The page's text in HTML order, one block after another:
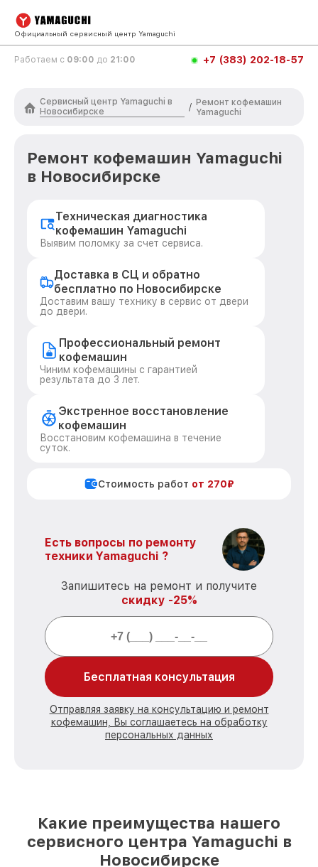
Официальный сервисный центр Yamaguchi
Работаем с 09:00 до 21:00 +7 (383) 202-18-57
Сервисный центр Yamaguchi в
Новосибирске
/ Ремонт кофемашин
Yamaguchi
Ремонт кофемашин Yamaguchi
в Новосибирске
Техническая диагностика
кофемашин Yamaguchi
Выявим поломку за счет сервиса.
Доставка в СЦ и обратно
бесплатно по Новосибирске
Доставим вашу технику в сервис от двери
до двери.
Профессиональный ремонт
кофемашин
Чиним кофемашины с гарантией
результата до 3 лет.
Экстренное восстановление
кофемашин
Восстановим кофемашина в течение
суток.
Стоимость работ от 270₽
Есть вопросы по ремонту
техники Yamaguchi ?
Запишитесь на ремонт и получите
скидку -25%
Бесплатная консультация
Отправляя заявку на консультацию и ремонт
кофемашин, Вы соглашаетесь на обработку
персональных данных
Какие преимущества нашего
сервисного центра Yamaguchi в
Новосибирске